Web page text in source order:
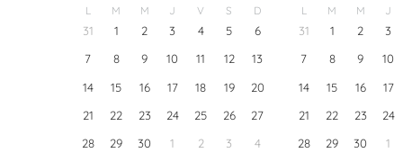
L M M J V S D
31 1 2 3 4 5
6
7
8 9 10 11 12
13
14
15 16 17 18 19
20
21
22 23 24 25 26
27
28
29 30 1 2 3 4
L M M J
31 1 2
3
7
8 9
10
14
15 16
17
21
22 23
24
28
29 30 1